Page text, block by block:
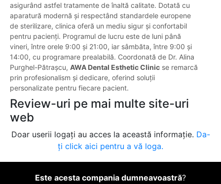
asigurând astfel tratamente de înaltă calitate. Dotată cu
aparatură modernă și respectând standardele europene
de sterilizare, clinica oferă un mediu sigur și confortabil
pentru pacienți. Programul de lucru este de luni până
vineri, între orele 9:00 și 21:00, iar sâmbăta, între 9:00 și
14:00, cu programare prealabilă. Coordonată de Dr. Alina
Purghel-Pătrașcu, AWA Dental Esthetic Clinic se remarcă
prin profesionalism și dedicare, oferind soluții
personalizate pentru fiecare pacient.
Review-uri pe mai multe site-uri
web
Doar userii logați au acces la această informație. Da-
ți click aici pentru a vă loga.
Este acesta compania dumneavoastră?